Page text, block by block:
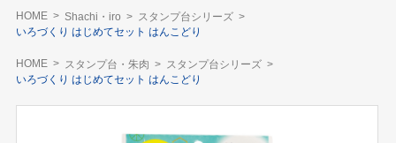
HOME Shachi・iro
スタンプ台シリーズ
いろづくり はじめてセット はんこどり
HOME スタンプ台・朱肉
スタンプ台シリーズ
いろづくり はじめてセット はんこどり